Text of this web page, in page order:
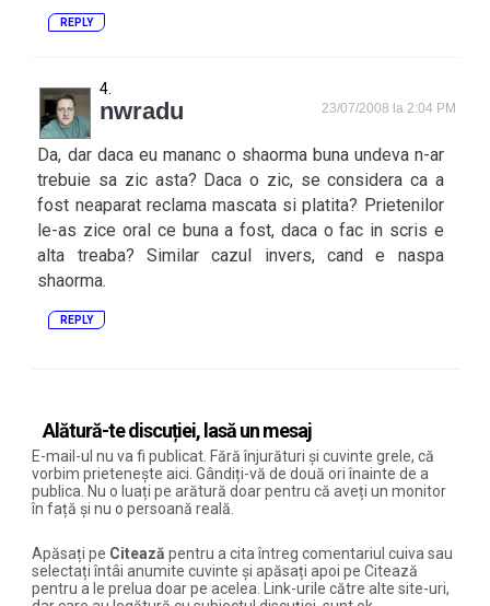
REPLY
nwradu 23/07/2008 la 2:04 PM
Da, dar daca eu mananc o shaorma buna undeva n-ar
trebuie sa zic asta? Daca o zic, se considera ca a
fost neaparat reclama mascata si platita? Prietenilor
le-as zice oral ce buna a fost, daca o fac in scris e
alta treaba? Similar cazul invers, cand e naspa
shaorma.
REPLY
Alătură-te discuției, lasă un mesaj
E-mail-ul nu va fi publicat. Fără înjurături și cuvinte grele, că
vorbim prietenește aici. Gândiți-vă de două ori înainte de a
publica. Nu o luați pe arătură doar pentru că aveți un monitor
în față și nu o persoană reală.
Apăsați pe Citează pentru a cita întreg comentariul cuiva sau
selectați întâi anumite cuvinte și apăsați apoi pe Citează
pentru a le prelua doar pe acelea. Link-urile către alte site-uri,